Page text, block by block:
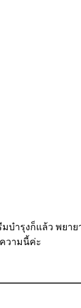
ก็แล้ว พยายา
วามนี้ค่ะ